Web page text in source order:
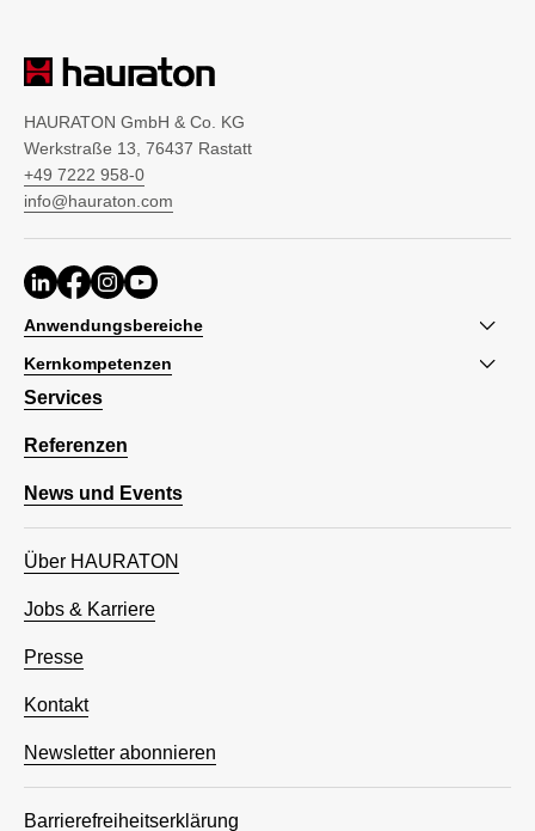
HAURATON GmbH & Co. KG
Werkstraße 13, 76437 Rastatt
+49 7222 958-0
info@hauraton.com
Anwendungsbereiche
Kernkompetenzen
Services
Referenzen
News und Events
Über HAURATON
Jobs & Karriere
Presse
Kontakt
Newsletter abonnieren
Barrierefreiheitserklärung